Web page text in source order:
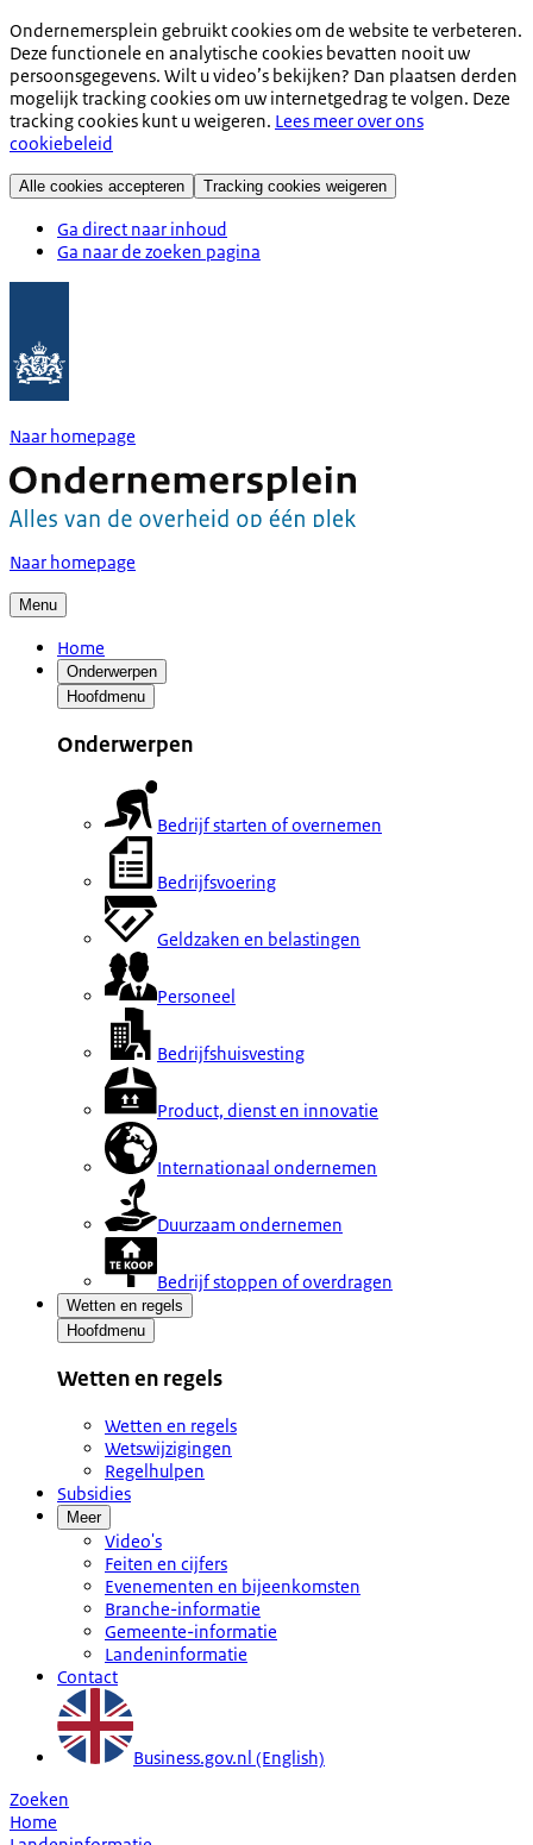
Ondernemersplein gebruikt cookies om de website te verbeteren.
Deze functionele en analytische cookies bevatten nooit uw
persoonsgegevens. Wilt u video’s bekijken? Dan plaatsen derden
mogelijk tracking cookies om uw internetgedrag te volgen. Deze
tracking cookies kunt u weigeren. Lees meer over ons
cookiebeleid
Alle cookies accepteren Tracking cookies weigeren
Ga direct naar inhoud
Ga naar de zoeken pagina
Naar homepage
Naar homepage
Menu
Home
Onderwerpen
Hoofdmenu
Onderwerpen
Bedrijf starten of overnemen
Bedrijfsvoering
Geldzaken en belastingen
Personeel
Bedrijfshuisvesting
Product, dienst en innovatie
Internationaal ondernemen
Duurzaam ondernemen
Bedrijf stoppen of overdragen
Wetten en regels
Hoofdmenu
Wetten en regels
Wetten en regels
Wetswijzigingen
Regelhulpen
Subsidies
Meer
Video's
Feiten en cijfers
Evenementen en bijeenkomsten
Branche-informatie
Gemeente-informatie
Landeninformatie
Contact
Business.gov.nl (English)
Zoeken
Home